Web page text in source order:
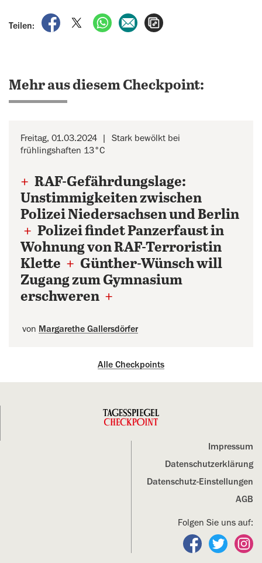
Teilen:
auf Facebook teilen
auf X teilenper WhatsApp teilen
per E-Mail teilen
Mehr aus diesem Checkpoint:
Freitag, 01.03.2024
Stark bewölkt bei
frühlingshaften 13°C
+ RAF-Gefährdungslage:
Unstimmigkeiten zwischen
Polizei Niedersachsen und Berlin
+ Polizei findet Panzerfaust in
Wohnung von RAF-Terroristin
Klette + Günther-Wünsch will
Zugang zum Gymnasium
erschweren +
von Margarethe Gallersdörfer
Alle Checkpoints
Impressum
Datenschutz­erklärung
Datenschutz-Einstellungen
AGB
Folgen Sie uns auf:
Folgen Sie